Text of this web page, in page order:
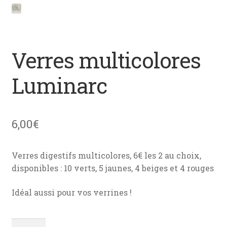
News
Contact
Verres multicolores
Luminarc
6,00€
Verres digestifs multicolores, 6€ les 2 au choix,
disponibles : 10 verts, 5 jaunes, 4 beiges et 4 rouges
Idéal aussi pour vos verrines !